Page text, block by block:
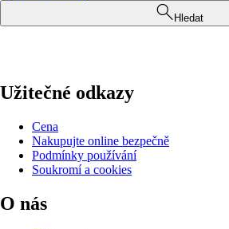
Hledat
Užitečné odkazy
Cena
Nakupujte online bezpečně
Podmínky používání
Soukromí a cookies
O nás